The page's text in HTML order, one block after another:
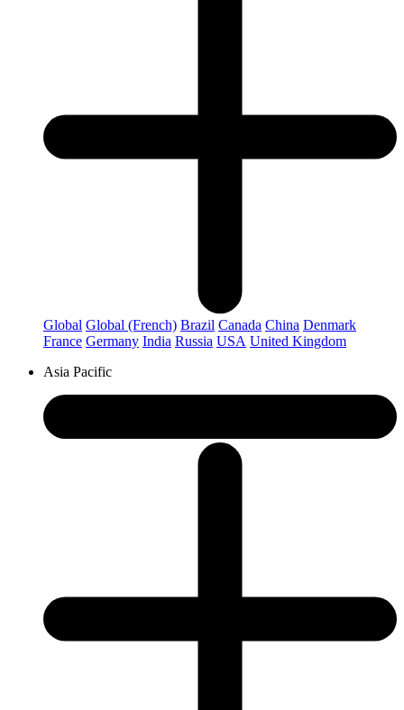
Global Global (French) Brazil Canada China Denmark
France Germany India Russia USA United Kingdom
Asia Pacific